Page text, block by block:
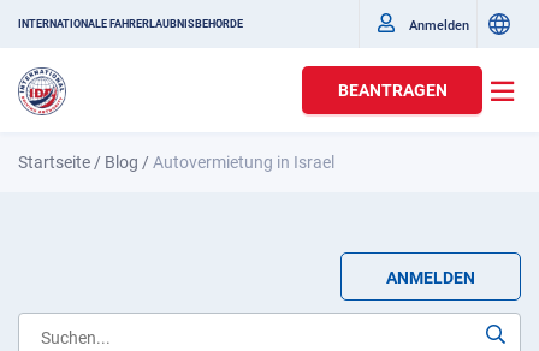
INTERNATIONALE FAHRERLAUBNISBEHÖRDE Anmelden
BEANTRAGEN
Startseite / Blog /Autovermietung in Israel
ANMELDEN